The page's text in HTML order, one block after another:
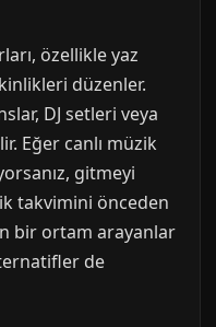
özellikle yaz
düzenler.
DJ setleri veya
Eğer canlı müzik
gitmeyi
takvimini önceden
bir ortam arayanlar
de